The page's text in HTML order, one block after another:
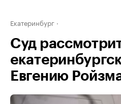
Екатеринбург
Суд
Евгению